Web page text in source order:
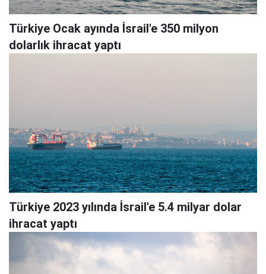
Türkiye Ocak ayında İsrail'e 350 milyon
dolarlık ihracat yaptı
Türkiye 2023 yılında İsrail'e 5.4 milyar dolar
ihracat yaptı